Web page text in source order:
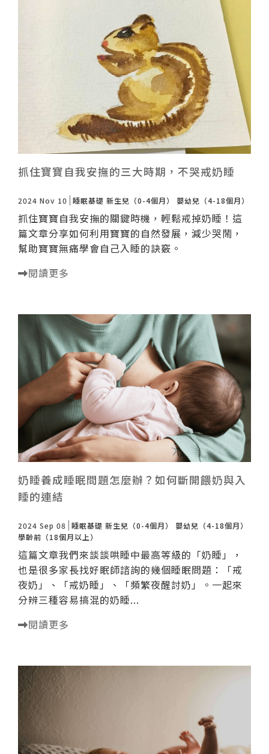
抓住寶寶自我安撫的三大時期，不哭戒奶睡
2024 Nov 10 睡眠基礎 新生兒（0-4個月） 嬰幼兒（4-18個月）
抓住寶寶自我安撫的關鍵時機，輕鬆戒掉奶睡！這
篇文章分享如何利用寶寶的自然發展，減少哭鬧，
幫助寶寶無痛學會自己入睡的訣竅。
閱讀更多
奶睡養成睡眠問題怎麼辦？如何斷開餵奶與入
睡的連結
2024 Sep 08 睡眠基礎 新生兒（0-4個月）
嬰幼兒（4-18個月）
學齡前（18個月以上）
這篇文章我們來談談哄睡中最高等級的「奶睡」，
也是很多家長找好眠師諮詢的幾個睡眠問題：「戒
夜奶」、「戒奶睡」、「頻繁夜醒討奶」。一起來
分辨三種容易搞混的奶睡...
閱讀更多